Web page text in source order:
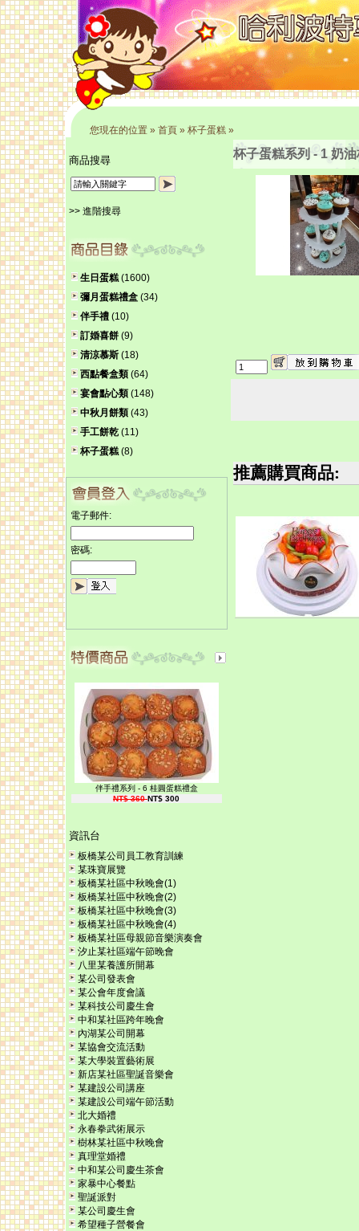
您現在的位置» 首頁» 杯子蛋糕»
商品搜尋
>> 進階搜尋
生日蛋糕(1600)
彌月蛋糕禮盒(34)
伴手禮(10)
訂婚喜餅(9)
清涼慕斯(18)
西點餐盒類(64)
宴會點心類(148)
中秋月餅類(43)
手工餅乾(11)
杯子蛋糕(8)
電子郵件:
密碼:
伴手禮系列 - 6 桂圓蛋糕禮盒
NT$ 360NT$ 300
資訊台
板橋某公司員工教育訓練
某珠寶展覽
板橋某社區中秋晚會(1)
板橋某社區中秋晚會(2)
板橋某社區中秋晚會(3)
板橋某社區中秋晚會(4)
板橋某社區母親節音樂演奏會
汐止某社區端午節晚會
八里某養護所開幕
某公司發表會
某公會年度會議
某科技公司慶生會
中和某社區跨年晚會
內湖某公司開幕
某協會交流活動
某大學裝置藝術展
新店某社區聖誕音樂會
某建設公司講座
某建設公司端午節活動
北大婚禮
永春拳武術展示
樹林某社區中秋晚會
真理堂婚禮
中和某公司慶生茶會
家暴中心餐點
聖誕派對
某公司慶生會
希望種子營餐會
杯子蛋糕系列 - 1 奶
推薦購買商品: